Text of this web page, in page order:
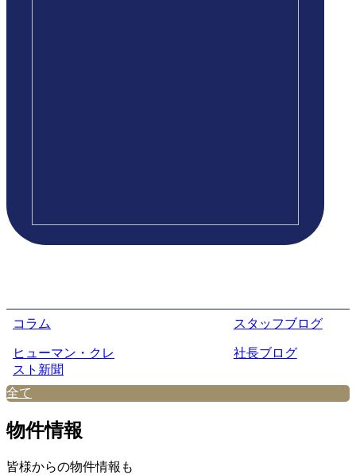
コラム スタッフブログ
ヒューマン・クレ
スト新聞
社長ブログ
全て
物件情報
皆様からの物件情報も